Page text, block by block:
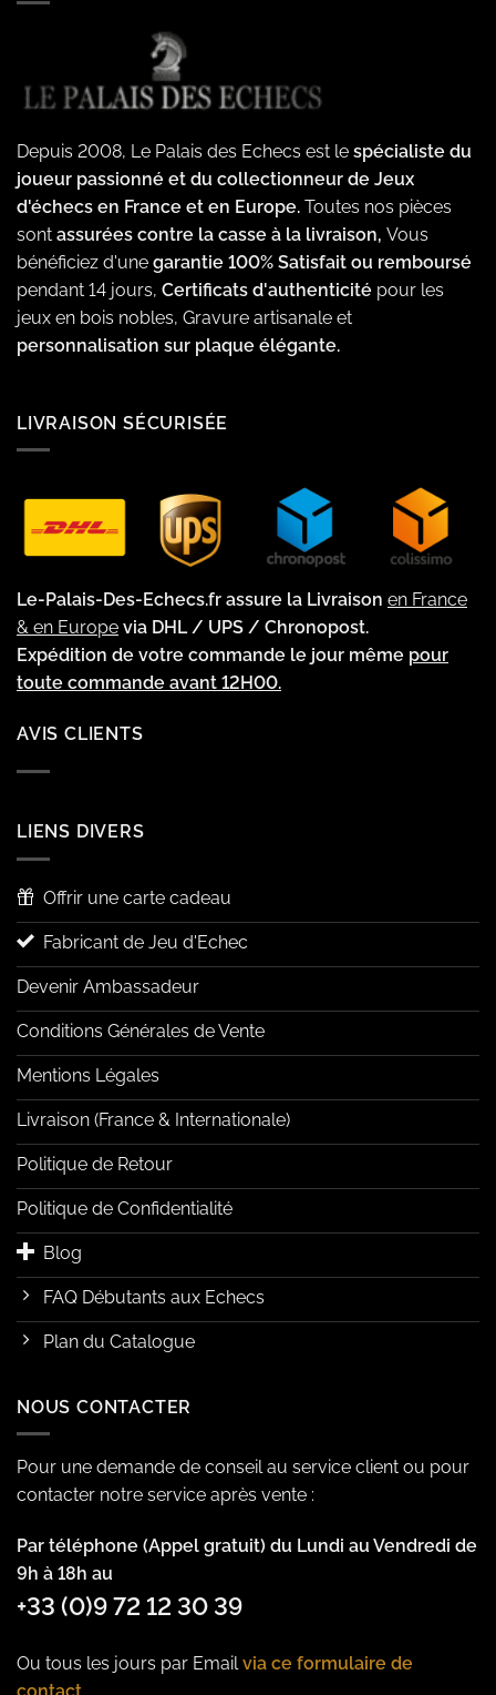
Depuis 2008, Le Palais des Echecs est le spécialiste du
joueur passionné et du collectionneur de Jeux
d'échecs en France et en Europe. Toutes nos pièces
sont assurées contre la casse à la livraison, Vous
bénéficiez d'une garantie 100% Satisfait ou remboursé
pendant 14 jours, Certificats d'authenticité pour les
jeux en bois nobles, Gravure artisanale et
personnalisation sur plaque élégante.
LIVRAISON SÉCURISÉE
Le-Palais-Des-Echecs.fr assure la Livraison en France
& en Europe via DHL / UPS / Chronopost.
Expédition de votre commande le jour même pour
toute commande avant 12H00.
AVIS CLIENTS
LIENS DIVERS
Offrir une carte cadeau
Fabricant de Jeu d'Echec
Devenir Ambassadeur
Conditions Générales de Vente
Mentions Légales
Livraison (France & Internationale)
Politique de Retour
Politique de Confidentialité
Blog
FAQ Débutants aux Echecs
Plan du Catalogue
NOUS CONTACTER
Pour une demande de conseil au service client ou pour
contacter notre service après vente :
Par téléphone (Appel gratuit) du Lundi au Vendredi de
9h à 18h au
+33 (0)9 72 12 30 39
Ou tous les jours par Emailvia ce formulaire de